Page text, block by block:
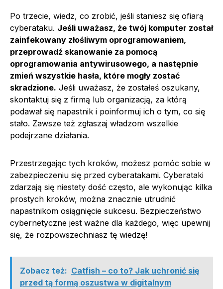
Po trzecie, wiedz, co zrobić, jeśli staniesz się ofiarą
cyberataku. Jeśli uważasz, że twój komputer został
zainfekowany złośliwym oprogramowaniem,
przeprowadź skanowanie za pomocą
oprogramowania antywirusowego, a następnie
zmień wszystkie hasła, które mogły zostać
skradzione. Jeśli uważasz, że zostałeś oszukany,
skontaktuj się z firmą lub organizacją, za którą
podawał się napastnik i poinformuj ich o tym, co się
stało. Zawsze też zgłaszaj władzom wszelkie
podejrzane działania.
Przestrzegając tych kroków, możesz pomóc sobie w
zabezpieczeniu się przed cyberatakami. Cyberataki
zdarzają się niestety dość często, ale wykonując kilka
prostych kroków, można znacznie utrudnić
napastnikom osiągnięcie sukcesu. Bezpieczeństwo
cybernetyczne jest ważne dla każdego, więc upewnij
się, że rozpowszechniasz tę wiedzę!
Zobacz też: Catfish – co to? Jak uchronić się
przed tą formą oszustwa w digitalnym